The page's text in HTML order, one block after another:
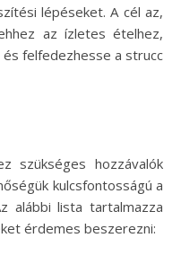
lépéseket. A cél az,
az ízletes ételhez,
felfedezhesse a strucc
szükséges hozzávalók
kulcsfontosságú a
alábbi lista tartalmazza
érdemes beszerezni: